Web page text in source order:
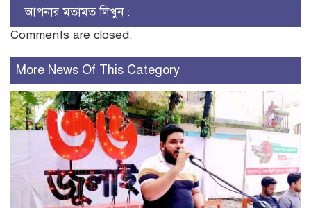
আপনার মতামত লিখুন :
Comments are closed.
More News Of This Category